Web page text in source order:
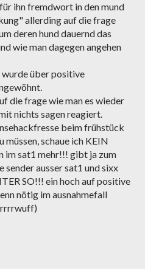
ihn fremdwort in den mund
allerding auf die frage
deren hund dauernd das
wie man dagegen angehen
über positive
die frage wie man es wieder
nichts sagen reagiert.
beim frühstück
müssen, schaue ich KEIN
im sat1 mehr!!! gibt ja zum
sender ausser sat1 und sixx
SO!!! ein hoch auf positive
nötig im ausnahmefall